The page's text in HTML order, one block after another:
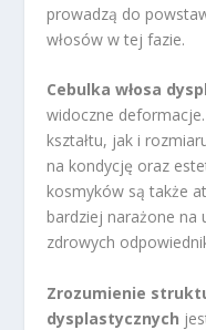
prowadzą do
włosów w tej fazie.
Cebulka włosa
widoczne
kształtu, jak i
na kondycję oraz
kosmyków są także
bardziej narażone na
zdrowych
Zrozumienie
dysplastycznych